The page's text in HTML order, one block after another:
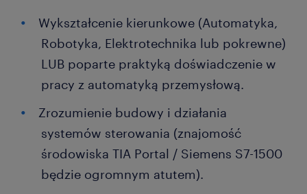
Wykształcenie kierunkowe (Automatyka,
Robotyka, Elektrotechnika lub pokrewne)
LUB poparte praktyką doświadczenie w
pracy z automatyką przemysłową.
Zrozumienie budowy i działania
systemów sterowania (znajomość
środowiska TIA Portal / Siemens S7-1500
będzie ogromnym atutem).